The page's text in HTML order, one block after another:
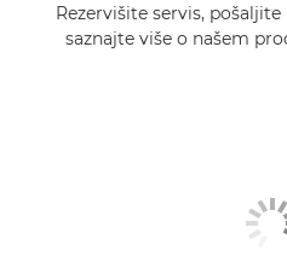
Rezervišite servis,
saznajte više o našem